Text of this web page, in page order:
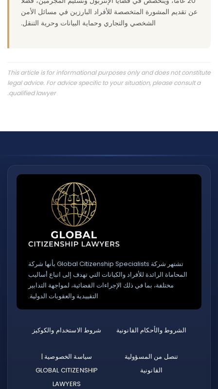
عن تقديم المشورة المتخصصة للأفراد البارزين في مسائل الأمن
الشخصي والتجاري وحماية البيانات وحرية التنقل.
This article is for informational purposes only and does not constitute
legal advice. For advice specific to your situation, please consult a
qualified lawyer.
تشتهر شركة Global Citizenship Specialists بأنها شركة
المحاماة الرائدة للأفراد والكيانات التي تهدف إلى اتباع أساليب
مختلفة، بما في ذلك الإجراءات القضائية، لمواجهة التدابير
التقييدية والعقوبات الدولية.
شروط الاستخدام والكوكيز الشروط والأحكام القانونية
سياسة الخصوصية |
GLOBAL CITIZENSHIP
LAWYERS
تنصل من المسؤولية
القانونية